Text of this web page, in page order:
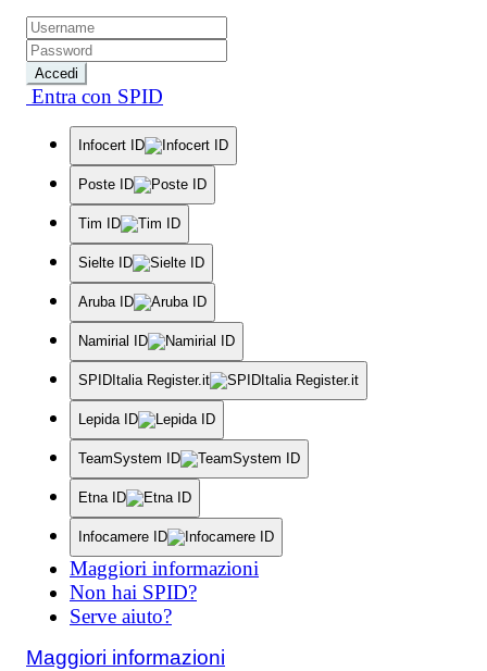
Accedi
Entra con SPID
Infocert ID
Poste ID
Tim ID
Sielte ID
Aruba ID
Namirial ID
SPIDItalia Register.it
Lepida ID
TeamSystem ID
Etna ID
Infocamere ID
Maggiori informazioni
Non hai SPID?
Serve aiuto?
Maggiori informazioni